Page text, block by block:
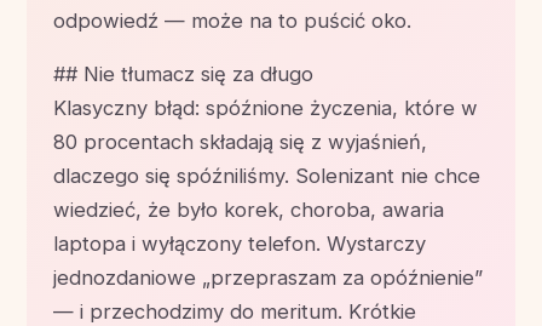
odpowiedź — może na to puścić oko.
## Nie tłumacz się za długo
Klasyczny błąd: spóźnione życzenia, które w
80 procentach składają się z wyjaśnień,
dlaczego się spóźniliśmy. Solenizant nie chce
wiedzieć, że było korek, choroba, awaria
laptopa i wyłączony telefon. Wystarczy
jednozdaniowe „przepraszam za opóźnienie”
— i przechodzimy do meritum. Krótkie